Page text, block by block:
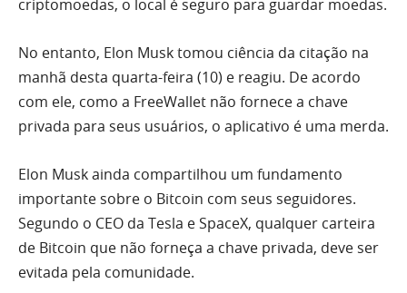
criptomoedas, o local é seguro para guardar moedas.
No entanto, Elon Musk tomou ciência da citação na
manhã desta quarta-feira (10) e reagiu. De acordo
com ele, como a FreeWallet não fornece a chave
privada para seus usuários, o aplicativo é uma merda.
Elon Musk ainda compartilhou um fundamento
importante sobre o Bitcoin com seus seguidores.
Segundo o CEO da Tesla e SpaceX, qualquer carteira
de Bitcoin que não forneça a chave privada, deve ser
evitada pela comunidade.